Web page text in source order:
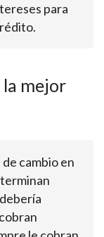
para
la mejor
cambio en